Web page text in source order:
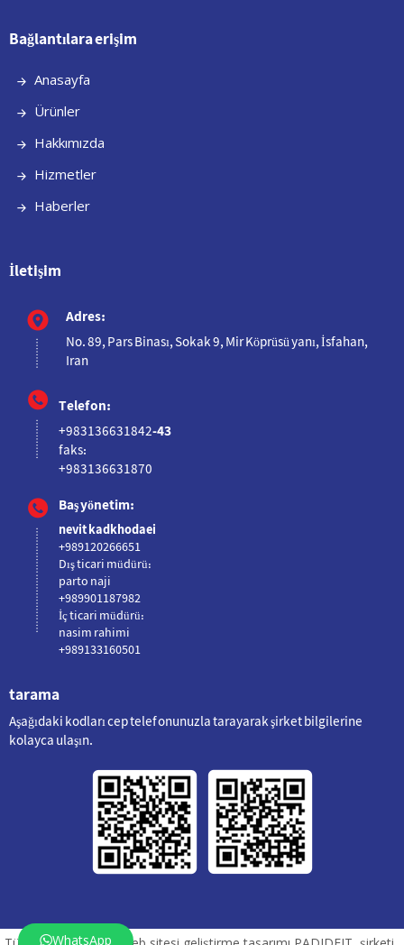
Bağlantılara erişim
Anasayfa
Ürünler
Hakkımızda
Hizmetler
Haberler
WhatsApp
İletişim
Adres:
No. 89, Pars Binası, Sokak 9, Mir Köprüsü yanı, İsfahan,
Iran
Telefon:
+983136631842-43
faks:
+983136631870
Baş yönetim:
nevit kadkhodaei
+989120266651
Dış ticari müdürü:
parto naji
+989901187982
İç ticari müdürü:
nasim rahimi
+989133160501
tarama
Aşağıdaki kodları cep telefonunuzla tarayarak şirket bilgilerine
kolayca ulaşın.